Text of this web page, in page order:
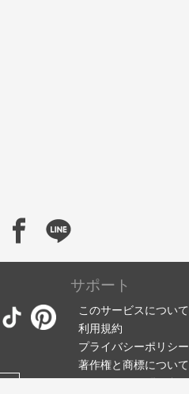
サポート
このサービスについて
利用規約
プライバシーポリシー
著作権と商標について